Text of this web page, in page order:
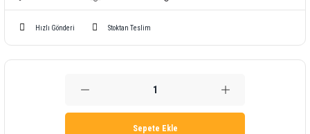
Hızlı Gönderi Stoktan Teslim
Sepete Ekle